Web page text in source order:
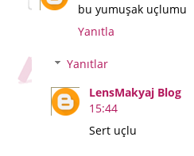
bu yumuşak uçlumu
Yanıtla
Yanıtlar
LensMakyaj Blog
15:44
Sert uçlu